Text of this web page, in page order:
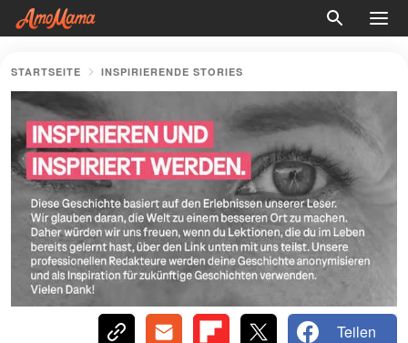
STARTSEITE INSPIRIERENDE STORIES
Teilen